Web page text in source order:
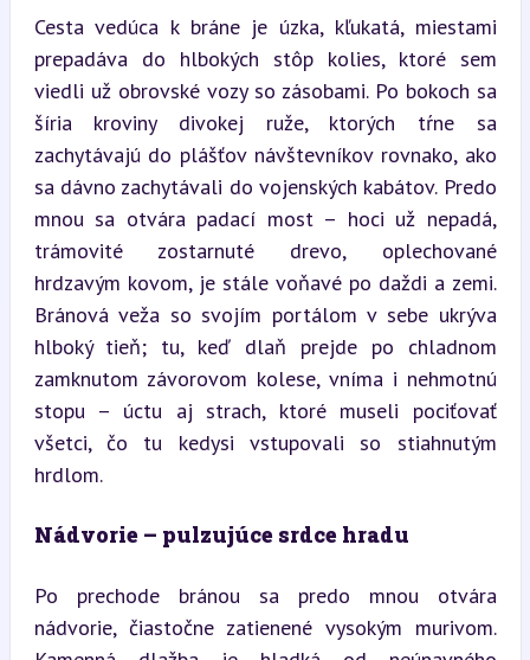
Cesta vedúca k bráne je úzka, kľukatá, miestami
prepadáva do hlbokých stôp kolies, ktoré sem
viedli už obrovské vozy so zásobami. Po bokoch sa
šíria kroviny divokej ruže, ktorých tŕne sa
zachytávajú do plášťov návštevníkov rovnako, ako
sa dávno zachytávali do vojenských kabátov. Predo
mnou sa otvára padací most – hoci už nepadá,
trámovité zostarnuté drevo, oplechované
hrdzavým kovom, je stále voňavé po daždi a zemi.
Bránová veža so svojím portálom v sebe ukrýva
hlboký tieň; tu, keď dlaň prejde po chladnom
zamknutom závorovom kolese, vníma i nehmotnú
stopu – úctu aj strach, ktoré museli pociťovať
všetci, čo tu kedysi vstupovali so stiahnutým
hrdlom.
Nádvorie – pulzujúce srdce hradu
Po prechode bránou sa predo mnou otvára
nádvorie, čiastočne zatienené vysokým murivom.